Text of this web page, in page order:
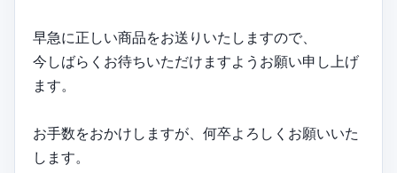
早急に正しい商品をお送りいたしますので、
今しばらくお待ちいただけますようお願い申し上げ
ます。
お手数をおかけしますが、何卒よろしくお願いいた
します。